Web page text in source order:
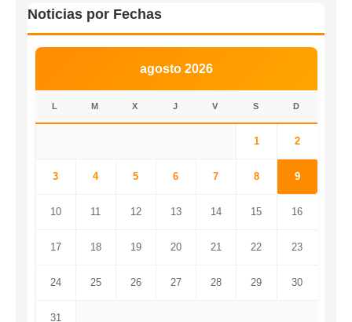
Noticias por Fechas
agosto 2026
L M X J V S D
1 2
3 4 5 6 7 8 9
10 11 12 13 14 15 16
17 18 19 20 21 22 23
24 25 26 27 28 29 30
31